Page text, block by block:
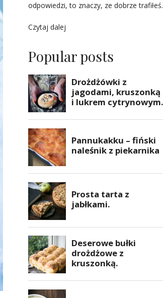
odpowiedzi, to znaczy, ze dobrze trafiłeś.
Czytaj dalej
Popular posts